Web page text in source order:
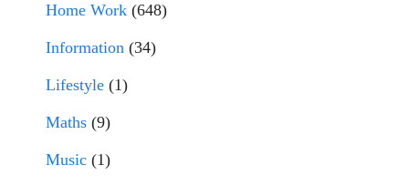
Home Work (648)
Information (34)
Lifestyle (1)
Maths (9)
Music (1)